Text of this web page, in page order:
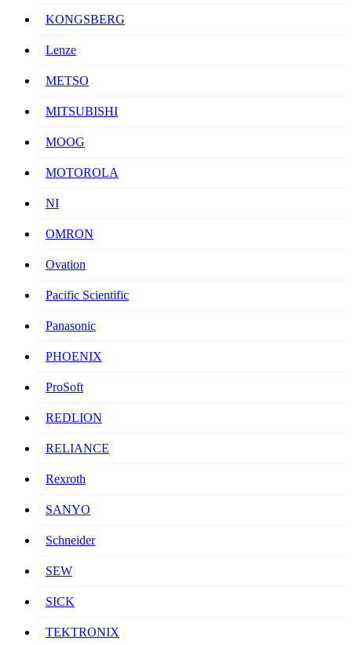
KONGSBERG
Lenze
METSO
MITSUBISHI
MOOG
MOTOROLA
NI
OMRON
Ovation
Pacific Scientific
Panasonic
PHOENIX
ProSoft
REDLION
RELIANCE
Rexroth
SANYO
Schneider
SEW
SICK
TEKTRONIX